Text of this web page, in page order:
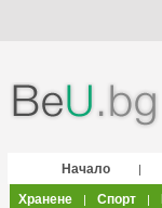
Начало |
Хранене
| Спорт |